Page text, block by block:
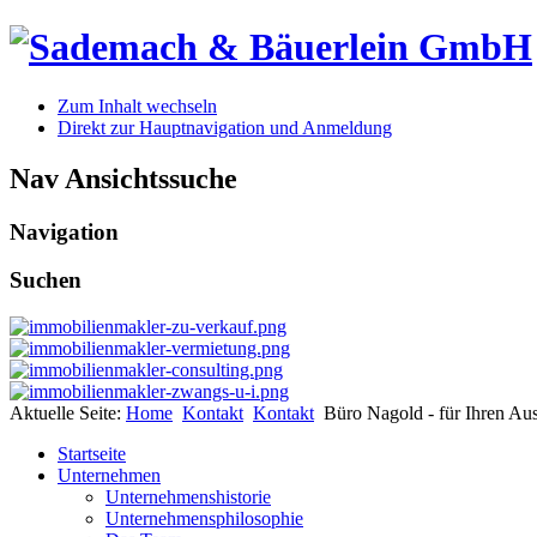
Zum Inhalt wechseln
Direkt zur Hauptnavigation und Anmeldung
Nav Ansichtssuche
Navigation
Suchen
Aktuelle Seite: Home Kontakt Kontakt Büro Nagold - für Ihren
Startseite
Unternehmen
Unternehmenshistorie
Unternehmensphilosophie